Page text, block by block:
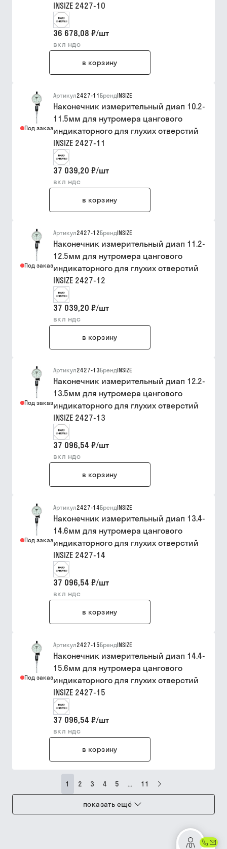
INSIZE 2427-10
36 678,08 ₽/шт
вкл ндс
в корзину
Под заказ
Артикул2427-11 БрендINSIZE
Наконечник измерительный диап 10.2-
11.5мм для нутромера цангового
индикаторного для глухих отверстий
INSIZE 2427-11
37 039,20 ₽/шт
вкл ндс
в корзину
Под заказ
Артикул2427-12БрендINSIZE
Наконечник измерительный диап 11.2-
12.5мм для нутромера цангового
индикаторного для глухих отверстий
INSIZE 2427-12
37 039,20 ₽/шт
вкл ндс
в корзину
Под заказ
Артикул2427-13БрендINSIZE
Наконечник измерительный диап 12.2-
13.5мм для нутромера цангового
индикаторного для глухих отверстий
INSIZE 2427-13
37 096,54 ₽/шт
вкл ндс
в корзину
Под заказ
Артикул2427-14БрендINSIZE
Наконечник измерительный диап 13.4-
14.6мм для нутромера цангового
индикаторного для глухих отверстий
INSIZE 2427-14
37 096,54 ₽/шт
вкл ндс
в корзину
Под заказ
Артикул2427-15БрендINSIZE
Наконечник измерительный диап 14.4-
15.6мм для нутромера цангового
индикаторного для глухих отверстий
INSIZE 2427-15
37 096,54 ₽/шт
вкл ндс
в корзину
1 2 3 4 5 ... 11
показать ещё